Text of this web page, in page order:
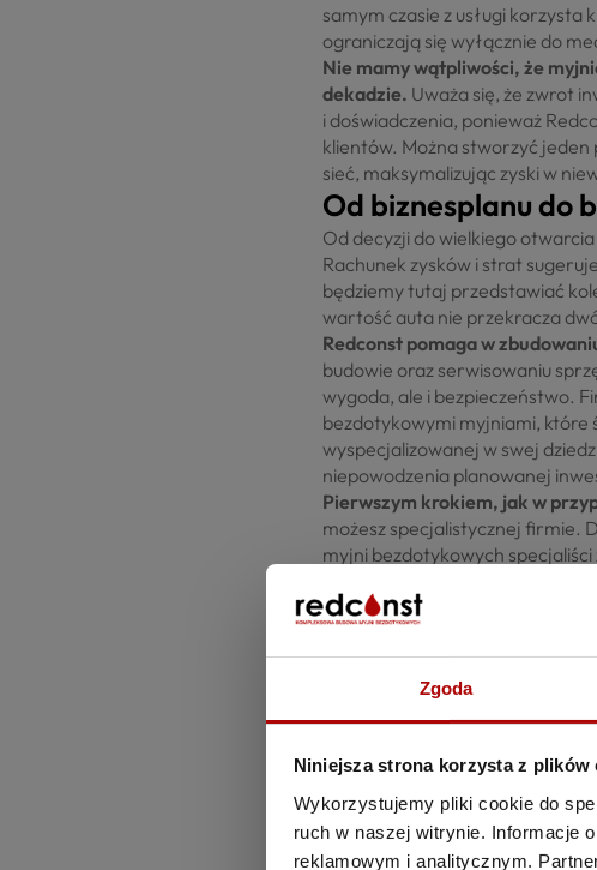
Zgoda
Niniejsza strona korzysta z plików
Wykorzystujemy pliki cookie do
ruch w naszej witrynie. Informacje
reklamowym i analitycznym.
samym czasie z usługi
ograniczają się wyłącznie do
Nie mamy wątpliwości, że
dekadzie. Uważa się, że zwrot
i doświadczenia, ponieważ
klientów. Można stworzyć jeden
sieć, maksymalizując zyski w
Od biznesplanu do
Od decyzji do wielkiego
Rachunek zysków i strat
będziemy tutaj przedstawiać
wartość auta nie przekracza
Redconst pomaga w
budowie oraz serwisowaniu
wygoda, ale i bezpieczeństwo.
bezdotykowymi myjniami, które
wyspecjalizowanej w swej
niepowodzenia planowanej
Pierwszym krokiem, jak w
możesz specjalistycznej firmie.
myjni bezdotykowych
w celu zdobycia środków na
odpowiedniej działki, a
mediów.
Te obowiązki również mogą
potrzeb i wymagań klienta, ale i
(rozmierniaki do monet,
tak, aby w pełni wykorzystać
myjni bezdotykowych pozwala